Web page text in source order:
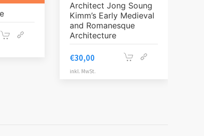
Architect Jong Soung
Kimm’s Early Medieval
and Romanesque
Architecture
€30,00
inkl. MwSt.